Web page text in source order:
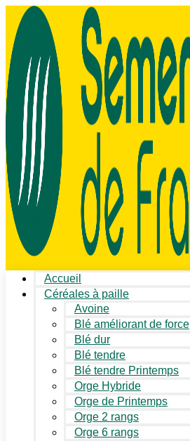
Accueil
Céréales à paille
Avoine
Blé améliorant de force
Blé dur
Blé tendre
Blé tendre Printemps
Orge Hybride
Orge de Printemps
Orge 2 rangs
Orge 6 rangs